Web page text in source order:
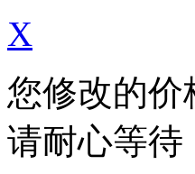
X
您修改的价
请耐心等待